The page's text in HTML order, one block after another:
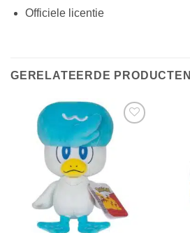
Officiele licentie
GERELATEERDE PRODUCTEN